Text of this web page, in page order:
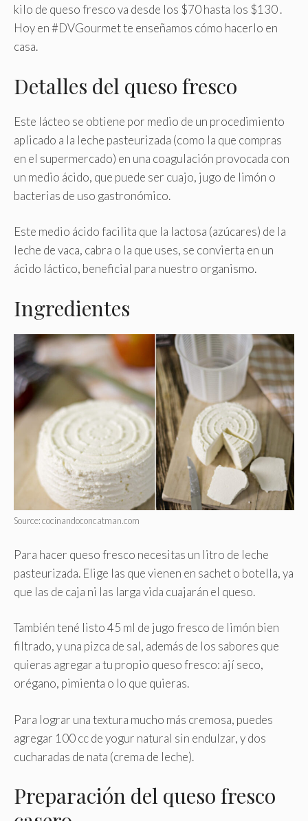
kilo de queso fresco va desde los $70 hasta los $130 .
Hoy en #DVGourmet te enseñamos cómo hacerlo en
casa.
Detalles del queso fresco
Este lácteo se obtiene por medio de un procedimiento
aplicado a la leche pasteurizada (como la que compras
en el supermercado) en una coagulación provocada con
un medio ácido, que puede ser cuajo, jugo de limón o
bacterias de uso gastronómico.
Este medio ácido facilita que la lactosa (azúcares) de la
leche de vaca, cabra o la que uses, se convierta en un
ácido láctico, beneficial para nuestro organismo.
Ingredientes
Source: cocinandoconcatman.com
Para hacer queso fresco necesitas un litro de leche
pasteurizada. Elige las que vienen en sachet o botella, ya
que las de caja ni las larga vida cuajarán el queso.
También tené listo 45 ml de jugo fresco de limón bien
filtrado, y una pizca de sal, además de los sabores que
quieras agregar a tu propio queso fresco: ají seco,
orégano, pimienta o lo que quieras.
Para lograr una textura mucho más cremosa, puedes
agregar 100 cc de yogur natural sin endulzar, y dos
cucharadas de nata (crema de leche).
Preparación del queso fresco